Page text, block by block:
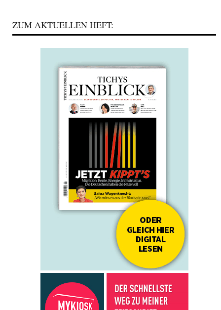
ZUM AKTUELLEN HEFT: